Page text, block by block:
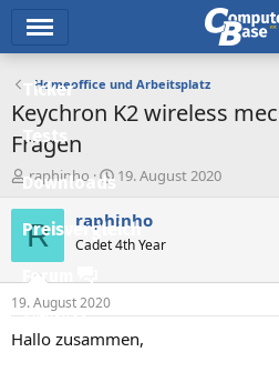
Ticker
Tests
Downloads
Preisvergleich
Forum
Aktuelles
Homeoffice und Arbeitsplatz
Keychron K2 wireless
Fragen
E
r
s
t
e
r
raphinho
E
s
e
t
a
19. August 2020
R raphinho
Cadet 4th Year
19. August 2020
Hallo zusammen,